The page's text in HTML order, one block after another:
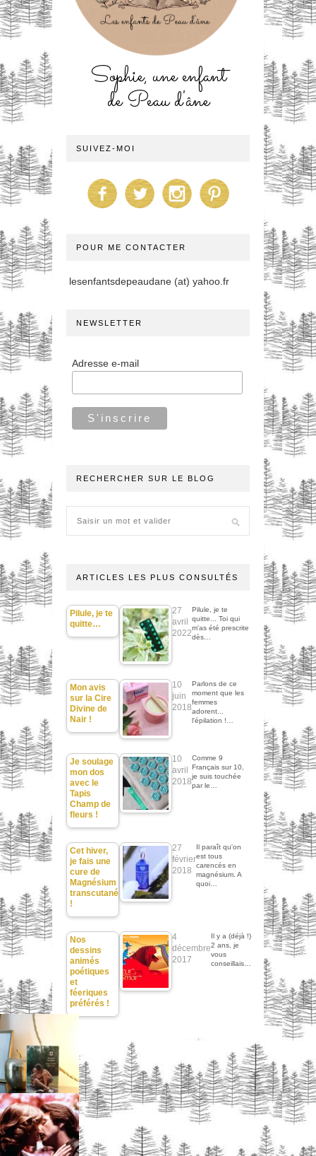
Sophie, une enfant
de Peau d'âne
SUIVEZ-MOI
POUR ME CONTACTER
lesenfantsdepeaudane (at) yahoo.fr
NEWSLETTER
Adresse e-mail
RECHERCHER SUR LE BLOG
ARTICLES LES PLUS CONSULTÉS
Pilule, je te
quitte…
27
avril
2022
Pilule, je te
quitte... Toi qui
m'as été prescrite
dès…
Mon avis
sur la Cire
Divine de
Nair !
10
juin
2018
Parlons de ce
moment que les
femmes
adorent...
l'épilation !…
Je soulage
mon dos
avec le
Tapis
Champ de
fleurs !
10
avril
2018
Comme 9
Français sur 10,
je suis touchée
par le…
Cet hiver,
je fais une
cure de
Magnésium
transcutané
!
27
février
2018
Il paraît qu'on
est tous
carencés en
magnésium. A
quoi…
Nos
dessins
animés
poétiques
et
féeriques
préférés !
4
décembre
2017
Il y a (déjà !)
2 ans, je
vous
conseillais…